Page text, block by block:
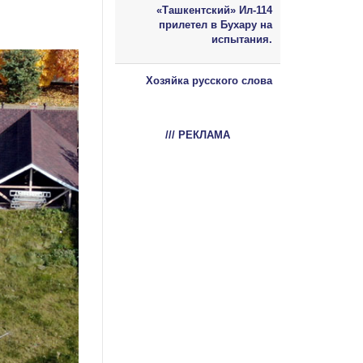
«Ташкентский» Ил-114
прилетел в Бухару на
испытания.
Хозяйка русского слова
/// РЕКЛАМА